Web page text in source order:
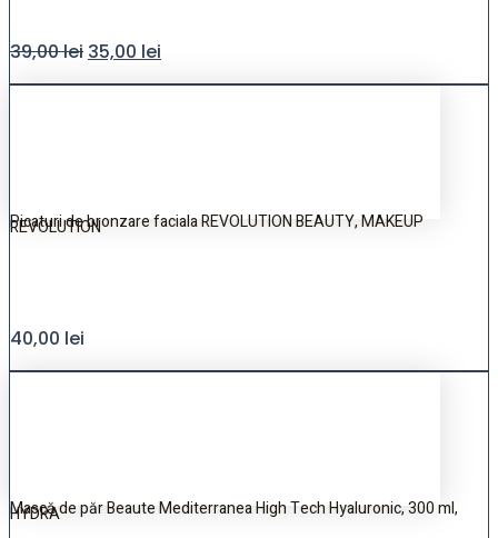
39,00lei 35,00 lei
Picaturi de bronzare faciala REVOLUTION BEAUTY, MAKEUP
REVOLUTION
40,00 lei
Mască de păr Beaute Mediterranea High Tech Hyaluronic, 300 ml,
HYDRA